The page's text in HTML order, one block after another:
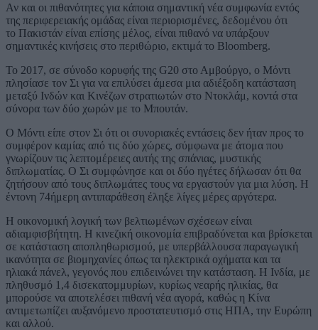
Αν και οι πιθανότητες για κάποια σημαντική νέα συμφωνία εντός
της περιφερειακής ομάδας είναι περιορισμένες, δεδομένου ότι
το Πακιστάν είναι επίσης μέλος, είναι πιθανό να υπάρξουν
σημαντικές κινήσεις στο περιθώριο, εκτιμά το Bloomberg.
Το 2017, σε σύνοδο κορυφής της G20 στο Αμβούργο, ο Μόντι
πλησίασε τον Σι για να επιλύσει άμεσα μια αδιέξοδη κατάσταση
μεταξύ Ινδών και Κινέζων στρατιωτών στο Ντοκλάμ, κοντά στα
σύνορα των δύο χωρών με το Μπουτάν.
Ο Μόντι είπε στον Σι ότι οι συνοριακές εντάσεις δεν ήταν προς το
συμφέρον καμίας από τις δύο χώρες, σύμφωνα με άτομα που
γνωρίζουν τις λεπτομέρειες αυτής της σπάνιας, μυστικής
διπλωματίας. Ο Σι συμφώνησε και οι δύο ηγέτες δήλωσαν ότι θα
ζητήσουν από τους διπλωμάτες τους να εργαστούν για μια λύση. Η
έντονη 74ήμερη αντιπαράθεση έληξε λίγες μέρες αργότερα.
Η οικονομική λογική των βελτιωμένων σχέσεων είναι
αδιαμφισβήτητη. Η κινεζική οικονομία επιβραδύνεται και βρίσκεται
σε κατάσταση αποπληθωρισμού, με υπερβάλλουσα παραγωγική
ικανότητα σε βιομηχανίες όπως τα ηλεκτρικά οχήματα και τα
ηλιακά πάνελ, γεγονός που επιδεινώνει την κατάσταση. Η Ινδία, με
πληθυσμό 1,4 δισεκατομμυρίων, κυρίως νεαρής ηλικίας, θα
μπορούσε να αποτελέσει πιθανή νέα αγορά, καθώς η Κίνα
αντιμετωπίζει αυξανόμενο προστατευτισμό στις ΗΠΑ, την Ευρώπη
και αλλού.